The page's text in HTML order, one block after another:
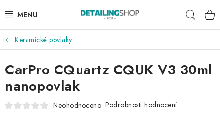
na
AKCE
NOVINKY
EXTERIÉR
Keramické povlaky
CarPro CQuartz CQUK V3 30ml
nanopovlak
Neohodnoceno Podrobnosti hodnocení